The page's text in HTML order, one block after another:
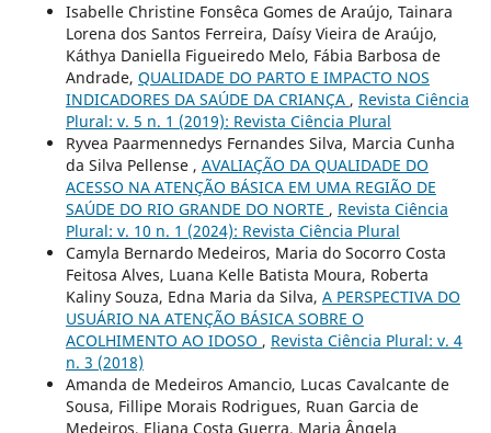
Isabelle Christine Fonsêca Gomes de Araújo, Tainara
Lorena dos Santos Ferreira, Daísy Vieira de Araújo,
Káthya Daniella Figueiredo Melo, Fábia Barbosa de
Andrade, QUALIDADE DO PARTO E IMPACTO NOS
INDICADORES DA SAÚDE DA CRIANÇA , Revista Ciência
Plural: v. 5 n. 1 (2019): Revista Ciência Plural
Ryvea Paarmennedys Fernandes Silva, Marcia Cunha
da Silva Pellense , AVALIAÇÃO DA QUALIDADE DO
ACESSO NA ATENÇÃO BÁSICA EM UMA REGIÃO DE
SAÚDE DO RIO GRANDE DO NORTE , Revista Ciência
Plural: v. 10 n. 1 (2024): Revista Ciência Plural
Camyla Bernardo Medeiros, Maria do Socorro Costa
Feitosa Alves, Luana Kelle Batista Moura, Roberta
Kaliny Souza, Edna Maria da Silva, A PERSPECTIVA DO
USUÁRIO NA ATENÇÃO BÁSICA SOBRE O
ACOLHIMENTO AO IDOSO , Revista Ciência Plural: v. 4
n. 3 (2018)
Amanda de Medeiros Amancio, Lucas Cavalcante de
Sousa, Fillipe Morais Rodrigues, Ruan Garcia de
Medeiros, Eliana Costa Guerra, Maria Ângela